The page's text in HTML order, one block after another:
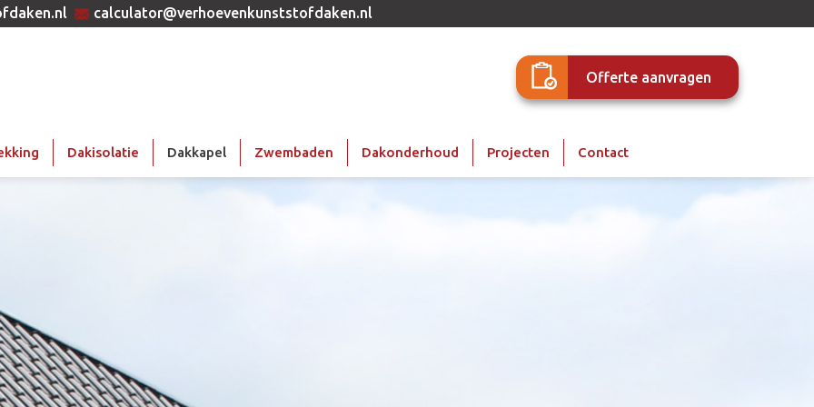
calculator@verhoevenkunststofdaken.nl
Offerte aanvragen
Dakisolatie Dakkapel Zwembaden Dakonderhoud Projecten Contact